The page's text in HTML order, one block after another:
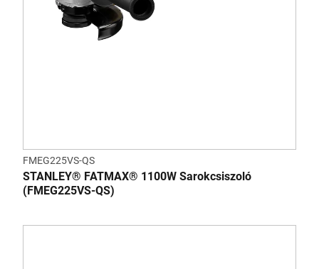
FMEG225VS-QS
STANLEY® FATMAX® 1100W Sarokcsiszoló
(FMEG225VS-QS)